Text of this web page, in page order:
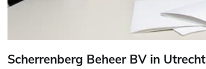
Scherrenberg Beheer BV in Utrecht